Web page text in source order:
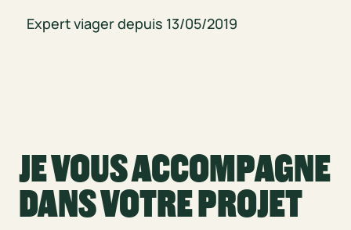
Expert viager depuis 13/05/2019
JE VOUS ACCOMPAGNE
DANS VOTRE PROJET